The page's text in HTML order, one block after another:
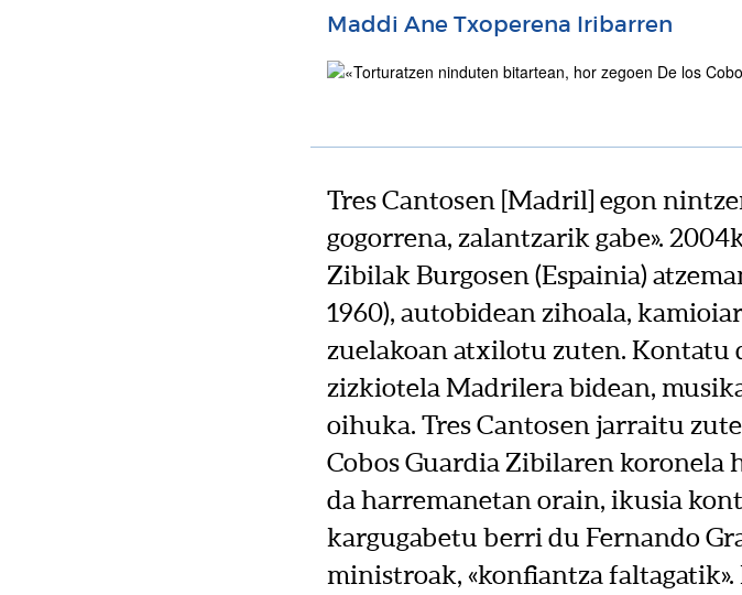
Maddi Ane Txoperena Iribarren
Tres Cantosen [Madril] egon
gogorrena, zalantzarik gabe».
Zibilak Burgosen (Espainia)
1960), autobidean zihoala,
zuelakoan atxilotu zuten.
zizkiotela Madrilera bidean,
oihuka. Tres Cantosen jarraitu
Cobos Guardia Zibilaren koronela
da harremanetan orain, ikusia
kargugabetu berri du Fernando
ministroak, «konfiantza